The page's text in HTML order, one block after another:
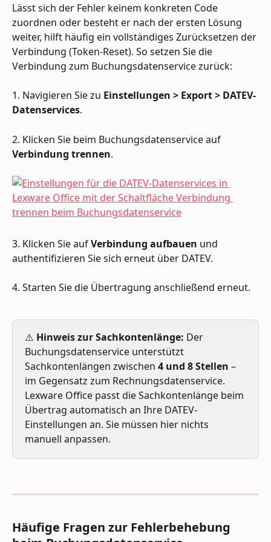
Lässt sich der Fehler keinem konkreten Code
zuordnen oder besteht er nach der ersten Lösung
weiter, hilft häufig ein vollständiges Zurücksetzen der
Verbindung (Token-Reset). So setzen Sie die
Verbindung zum Buchungsdatenservice zurück:
1. Navigieren Sie zu Einstellungen > Export > DATEV-
Datenservices.
2. Klicken Sie beim Buchungsdatenservice auf
Verbindung trennen.
3. Klicken Sie auf Verbindung aufbauen und
authentifizieren Sie sich erneut über DATEV.
4. Starten Sie die Übertragung anschließend erneut.
⚠️ Hinweis zur Sachkontenlänge: Der
Buchungsdatenservice unterstützt
Sachkontenlängen zwischen 4 und 8 Stellen –
im Gegensatz zum Rechnungsdatenservice.
Lexware Office passt die Sachkontenlänge beim
Übertrag automatisch an Ihre DATEV-
Einstellungen an. Sie müssen hier nichts
manuell anpassen.
Häufige Fragen zur Fehlerbehebung